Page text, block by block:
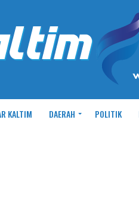
KALTIM DAERAH POLITIK